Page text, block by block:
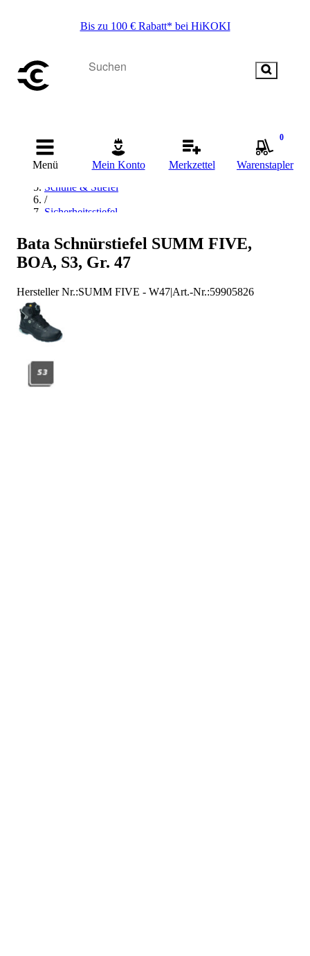
Bis zu 100 € Rabatt* bei HiKOKI
Menü Mein Konto Merkzettel
0
Warenstapler
Startseite
/
Arbeitskleidung & Arbeitsschutz
Schuhe & Stiefel
/
Sicherheitsstiefel
S3-Sicherheitsstiefel
/
Bata Industrials S3-Sicherheitsstiefel
Bata Schnürstiefel SUMM FIVE,
BOA, S3, Gr. 47
Hersteller Nr.:SUMM FIVE - W47|Art.-Nr.:59905826